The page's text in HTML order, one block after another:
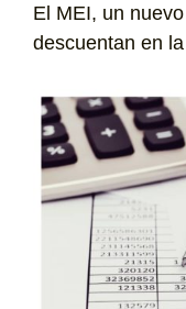
El MEI, un
descuentan en